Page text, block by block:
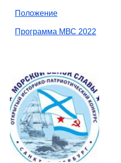
Положение
Программа МВС 2022